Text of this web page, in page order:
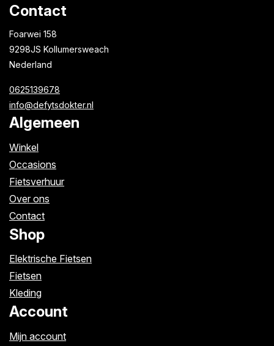
Contact
Foarwei 158
9298JS Kollumersweach
Nederland
0625139678
info@defytsdokter.nl
Algemeen
Winkel
Occasions
Fietsverhuur
Over ons
Contact
Shop
Elektrische Fietsen
Fietsen
Kleding
Account
Mijn account